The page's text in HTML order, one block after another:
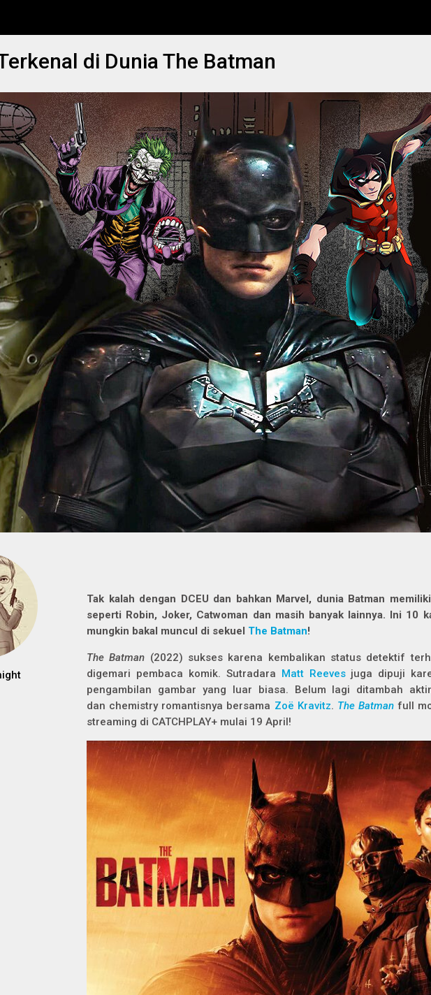
di Dunia The Batman
Tak kalah dengan DCEU dan bahkan Marvel, dunia Batman
seperti Robin, Joker, Catwoman dan masih banyak lainnya. Ini 10
mungkin bakal muncul di sekuel The Batman!
The Batman (2022) sukses karena kembalikan status detektif
digemari pembaca komik. Sutradara Matt Reevesjuga dipuji
pengambilan gambar yang luar biasa. Belum lagi ditambah
dan chemistryromantisnya bersama Zoë Kravitz. The Batman full
streaming di CATCHPLAY+ mulai 19 April!